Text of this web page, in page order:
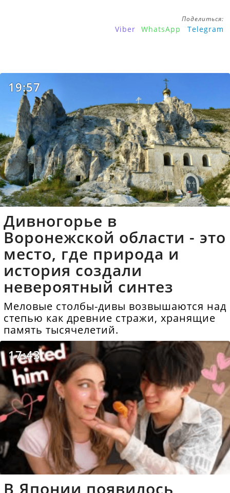
Поделиться:
Viber WhatsApp Telegram
19:57
Дивногорье в
Воронежской области - это
место, где природа и
история создали
невероятный синтез
Меловые столбы-дивы возвышаются над
степью как древние стражи, хранящие
память тысячелетий.
17:43
В Японии появилось